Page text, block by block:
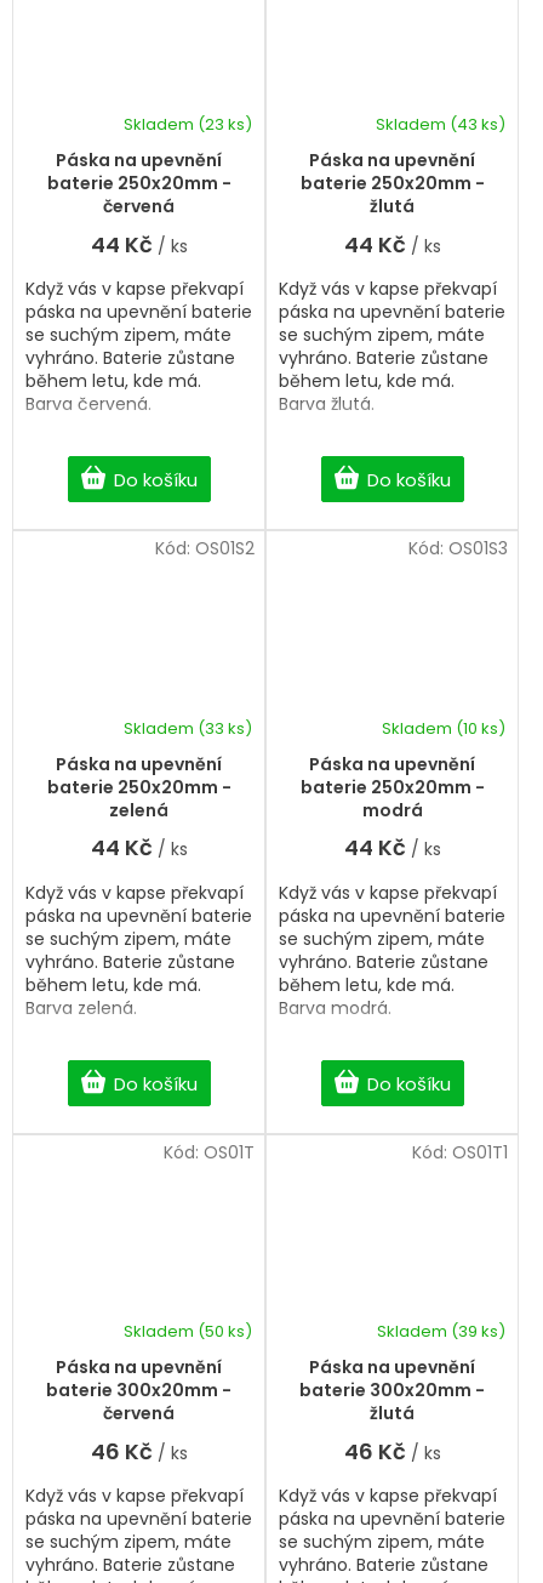
Páska na upevnění
baterie 250x20mm -
červená
Skladem (23 ks)
44 Kč / ks
Do košíku
Když vás v kapse překvapí
páska na upevnění baterie
se suchým zipem, máte
vyhráno. Baterie zůstane
během letu, kde má.
Barva červená.
Páska na upevnění
baterie 250x20mm -
žlutá
Skladem (43 ks)
44 Kč / ks
Do košíku
Když vás v kapse překvapí
páska na upevnění baterie
se suchým zipem, máte
vyhráno. Baterie zůstane
během letu, kde má.
Barva žlutá.
Páska na upevnění
baterie 250x20mm -
zelená
Skladem (33 ks)
44 Kč / ks
Do košíku
Když vás v kapse překvapí
páska na upevnění baterie
se suchým zipem, máte
vyhráno. Baterie zůstane
během letu, kde má.
Barva zelená.
Kód: OS01S2
Páska na upevnění
baterie 250x20mm -
modrá
Skladem (10 ks)
44 Kč / ks
Do košíku
Když vás v kapse překvapí
páska na upevnění baterie
se suchým zipem, máte
vyhráno. Baterie zůstane
během letu, kde má.
Barva modrá.
Kód: OS01S3
Páska na upevnění
baterie 300x20mm -
červená
Skladem (50 ks)
46 Kč / ks
Když vás v kapse překvapí
páska na upevnění baterie
se suchým zipem, máte
vyhráno. Baterie zůstane
Kód: OS01T
Páska na upevnění
baterie 300x20mm -
žlutá
Skladem (39 ks)
46 Kč / ks
Když vás v kapse překvapí
páska na upevnění baterie
se suchým zipem, máte
vyhráno. Baterie zůstane
Kód: OS01T1